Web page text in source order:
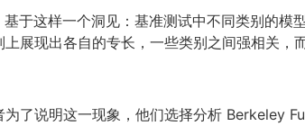
基于这样一个洞见：基准测试中不同类别的模
上展现出各自的专长，一些类别之间强相关，
为了说明这一现象，他们选择分析 Berkeley